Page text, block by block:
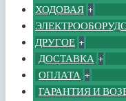
ХОДОВАЯ +
ДРУГОЕ +
ДОСТАВКА +
ОПЛАТА +
ГАРАНТИЯ И